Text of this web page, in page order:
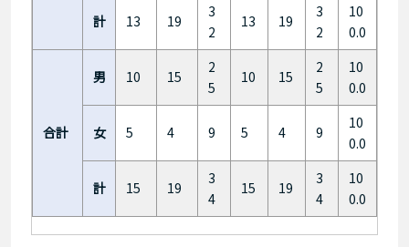
計 13 19
3
2
13 19
3
2
10
0.0
合計
男 10 15
2
5
10 15
2
5
10
0.0
女 5 4 9 5 4 9
10
0.0
計 15 19
3
4
15 19
3
4
10
0.0